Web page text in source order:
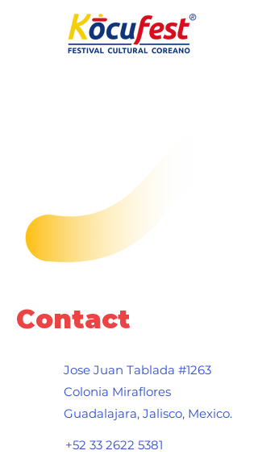
Contact
Jose Juan Tablada #1263
Colonia Miraflores
Guadalajara, Jalisco, Mexico.
+52 33 2622 5381